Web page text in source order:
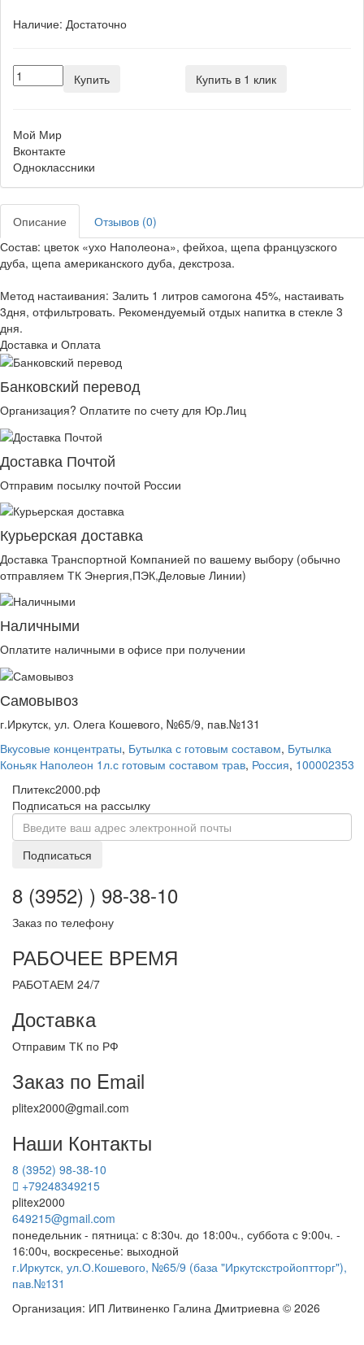
Наличие: Достаточно
Купить Купить в 1 клик
Мой Мир
Вконтакте
Одноклассники
Описание
Отзывов (0)
Состав: цветок «ухо Наполеона», фейхоа, щепа французского
дуба, щепа американского дуба, декстроза.
Метод настаивания: Залить 1 литров самогона 45%, настаивать
3дня, отфильтровать. Рекомендуемый отдых напитка в стекле 3
дня.
Доставка и Оплата
Банковский перевод
Организация? Оплатите по счету для Юр.Лиц
Доставка Почтой
Отправим посылку почтой России
Курьерская доставка
Доставка Транспортной Компанией по вашему выбору (обычно
отправляем ТК Энергия,ПЭК,Деловые Линии)
Наличными
Оплатите наличными в офисе при получении
Самовывоз
г.Иркутск, ул. Олега Кошевого, №65/9, пав.№131
Вкусовые концентраты, Бутылка с готовым составом, Бутылка
Коньяк Наполеон 1л.с готовым составом трав, Россия, 100002353
Плитекс2000.рф
Подписаться на рассылку
Подписаться
8 (3952) ) 98-38-10
Заказ по телефону
РАБОЧЕЕ ВРЕМЯ
РАБОТАЕМ 24/7
Доставка
Отправим ТК по РФ
Заказ по Email
plitex2000@gmail.com
Наши Контакты
8 (3952) 98-38-10
+79248349215
plitex2000
649215@gmail.com
понедельник - пятница: с 8:30ч. до 18:00ч., суббота с 9:00ч. -
16:00ч, воскресенье: выходной
г.Иркутск, ул.О.Кошевого, №65/9 (база "Иркутскстройоптторг"),
пав.№131
Организация: ИП Литвиненко Галина Дмитриевна © 2026